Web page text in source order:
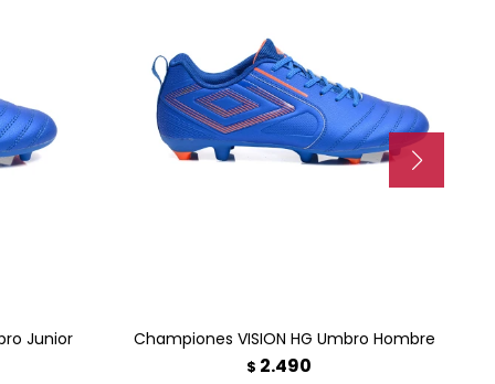
Junior Championes VISION HG Umbro Hombre
$ 2.490